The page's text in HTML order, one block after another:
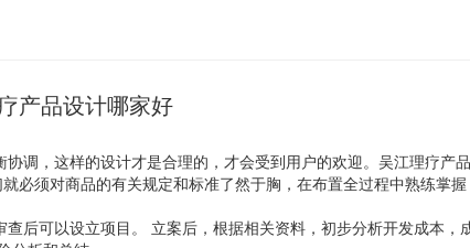
产品设计哪家好
调，这样的设计才是合理的，才会受到用户的欢迎。吴江理疗产
必须对商品的有关规定和标准了然于胸，在布置全过程中熟练掌
后可以设立项目。 立案后，根据相关资料，初步分析开发成本，